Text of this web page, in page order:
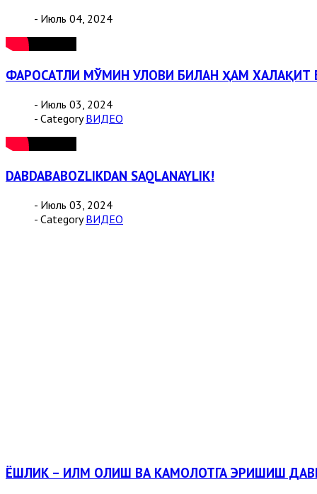
- Июль 04, 2024
ФАРОСАТЛИ МЎМИН УЛОВИ БИЛАН ҲАМ ХАЛАҚИТ
- Июль 03, 2024
- Category ВИДЕО
DABDABABOZLIKDAN SAQLANAYLIK!
- Июль 03, 2024
- Category ВИДЕО
ЁШЛИК – ИЛМ ОЛИШ ВА КАМОЛОТГА ЭРИШИШ